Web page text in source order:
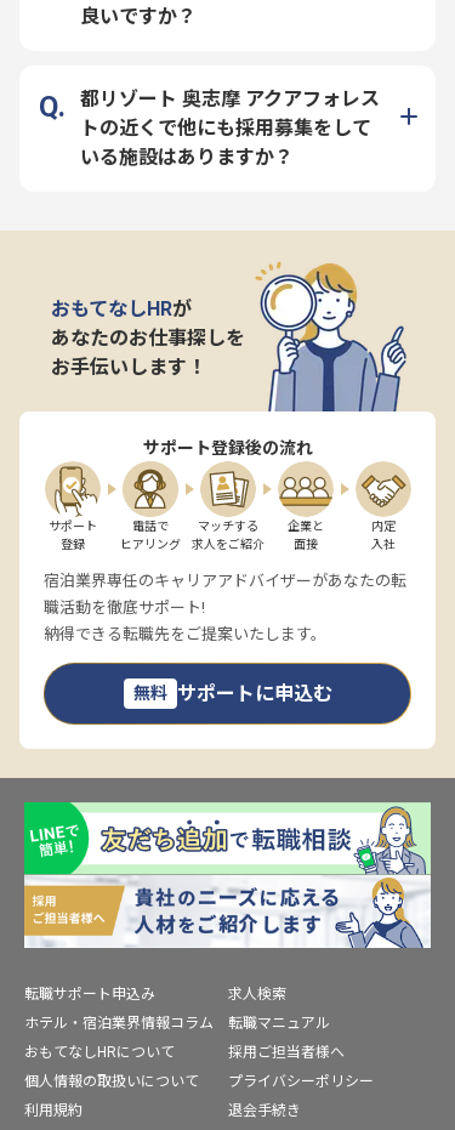
良いですか？
都リゾート 奥志摩 アクアフォレス
トの近くで他にも採用募集をして
いる施設はありますか？
おもてなしHRが
あなたのお仕事探しを
お手伝いします！
サポート登録後の流れ
サポート
登録
電話で
ヒアリング
マッチする
求人をご紹介
企業と
面接
内定
入社
宿泊業界専任のキャリアアドバイザーがあなたの転
職活動を徹底サポート!
納得できる転職先をご提案いたします。
無料 サポートに申込む
転職サポート申込み
求人検索
ホテル・宿泊業界情報コラム
転職マニュアル
おもてなしHRについて
採用ご担当者様へ
個人情報の取扱いについて
プライバシーポリシー
利用規約
退会手続き